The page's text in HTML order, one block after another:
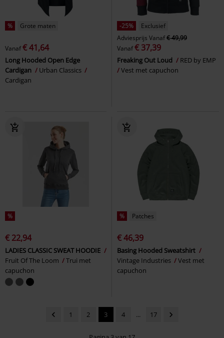
% Grote maten
Vanaf€ 41,64
Long Hooded Open Edge
Cardigan
Urban Classics
Cardigan
-25%
Exclusief
Adviesprijs Vanaf€ 49,99
Vanaf€ 37,39
Freaking Out Loud
RED by EMP
Vest met capuchon
%
€ 22,94
LADIES CLASSIC SWEAT HOODIE
Fruit Of The Loom
Trui met
capuchon
% Patches
€ 46,39
Basing Hooded Sweatshirt
Vintage Industries
Vest met
capuchon
1 2 3 4 ... 17